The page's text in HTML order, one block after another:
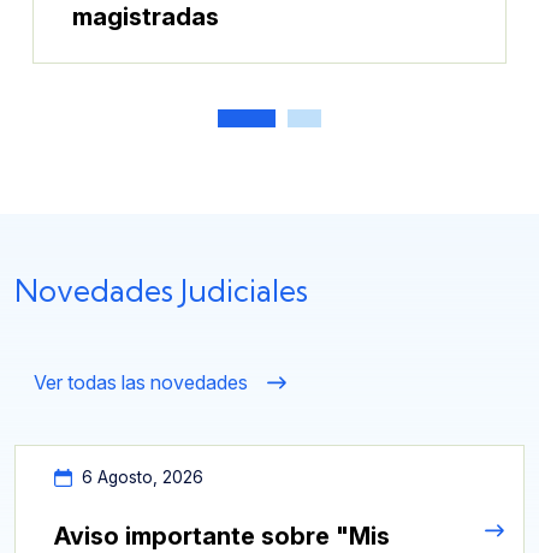
magistradas
Novedades Judiciales
Ver todas las novedades
6 Agosto, 2026
Aviso importante sobre "Mis